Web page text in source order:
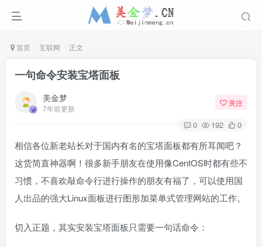
首页 互联网 正文
一句命令安装宝塔面板
美金梦
7年前更新
关注
0 192 0
相信各位新老站长对于国内有名的宝塔面板都有所耳闻吧？
这货简直神器啊！很多新手朋友在使用像CentOS时都有些不
习惯，不喜欢敲命令行进行操作的朋友有福了，可以使用国
人出品的强大Linux面板进行图形加菜单式管理网站的工作。
切入正题，其实安装宝塔面板只需要一句话命令：